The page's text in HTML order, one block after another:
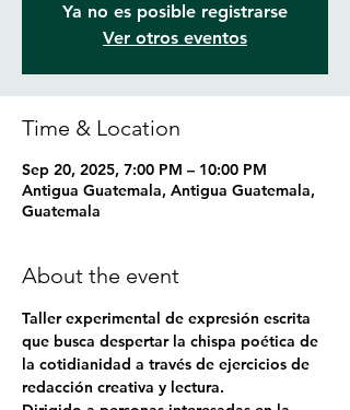
Ya no es posible registrarse
Ver otros eventos
Time & Location
Sep 20, 2025, 7:00 PM – 10:00 PM
Antigua Guatemala, Antigua Guatemala,
Guatemala
About the event
Taller experimental de expresión escrita
que busca despertar la chispa poética de
la cotidianidad a través de ejercicios de
redacción creativa y lectura.